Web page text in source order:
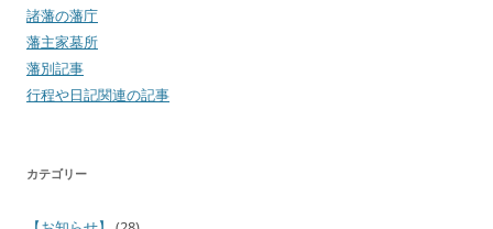
諸藩の藩庁
藩主家墓所
藩別記事
行程や日記関連の記事
カテゴリー